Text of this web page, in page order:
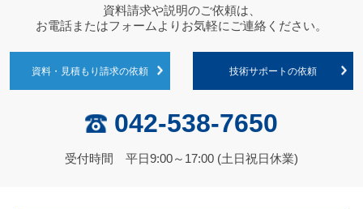
資料請求や説明のご依頼は、
お電話またはフォームよりお気軽にご連絡ください。
資料・見積もり請求の依頼 技術サポートの依頼
042-538-7650
受付時間 平日9:00～17:00 (土日祝日休業)